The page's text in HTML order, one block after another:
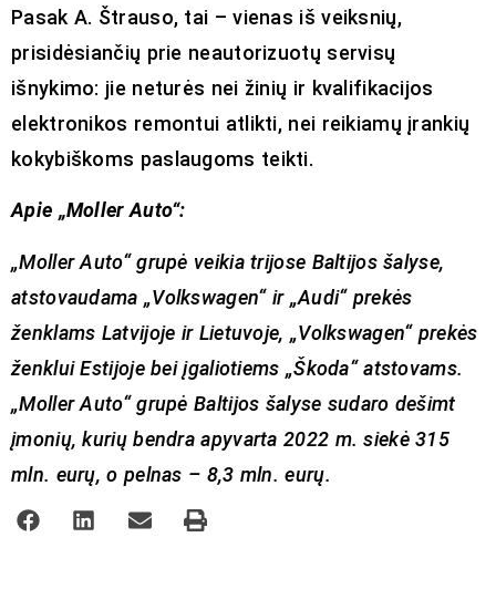
Pasak A. Štrauso, tai – vienas iš veiksnių,
prisidėsiančių prie neautorizuotų servisų
išnykimo: jie neturės nei žinių ir kvalifikacijos
elektronikos remontui atlikti, nei reikiamų įrankių
kokybiškoms paslaugoms teikti.
Apie „Moller Auto“:
„Moller Auto“ grupė veikia trijose Baltijos šalyse,
atstovaudama „Volkswagen“ ir „Audi“ prekės
ženklams Latvijoje ir Lietuvoje, „Volkswagen“ prekės
ženklui Estijoje bei įgaliotiems „Škoda“ atstovams.
„Moller Auto“ grupė Baltijos šalyse sudaro dešimt
įmonių, kurių bendra apyvarta 2022 m. siekė 315
mln. eurų, o pelnas – 8,3 mln. eurų.